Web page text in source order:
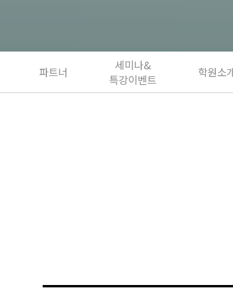
파트너
세미나&
특강이벤트
학원소